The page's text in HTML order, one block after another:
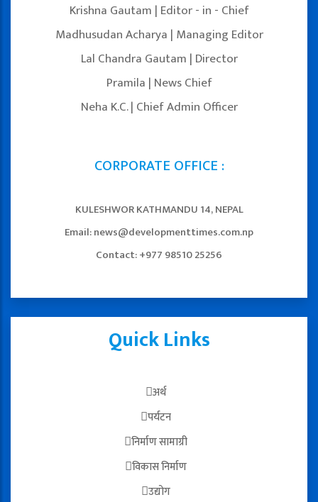
Krishna Gautam | Editor - in - Chief
Madhusudan Acharya | Managing Editor
Lal Chandra Gautam | Director
Pramila | News Chief
Neha K.C. | Chief Admin Officer
CORPORATE OFFICE :
KULESHWOR KATHMANDU 14, NEPAL
Email: news@developmenttimes.com.np
Contact: +977 98510 25256
Quick Links
अर्थ
पर्यटन
निर्माण सामाग्री
विकास निर्माण
उद्योग